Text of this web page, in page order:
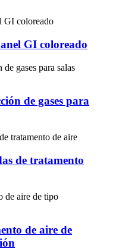
GI coloreado
de gases para
de tratamento
de aire de